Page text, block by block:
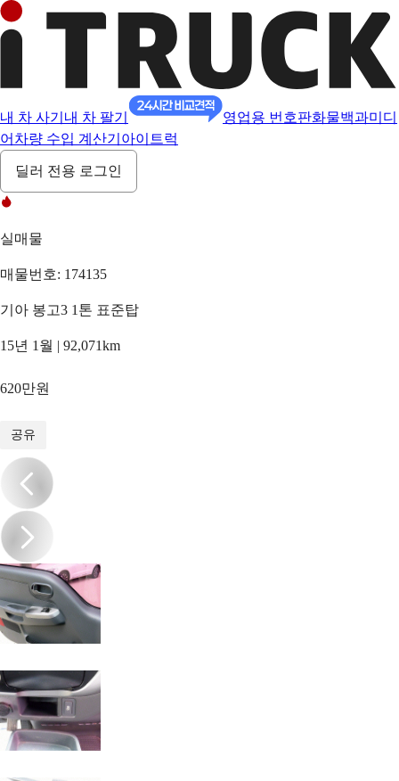
내 차 사기 내 차 팔기 영업용 번호판화물백과미디
어 차량 수입 계산기 아이트럭
딜러 전용 로그인
실매물
매물번호: 174135
기아 봉고3 1톤 표준탑
15년 1월 | 92,071km
620만원
공유
/17